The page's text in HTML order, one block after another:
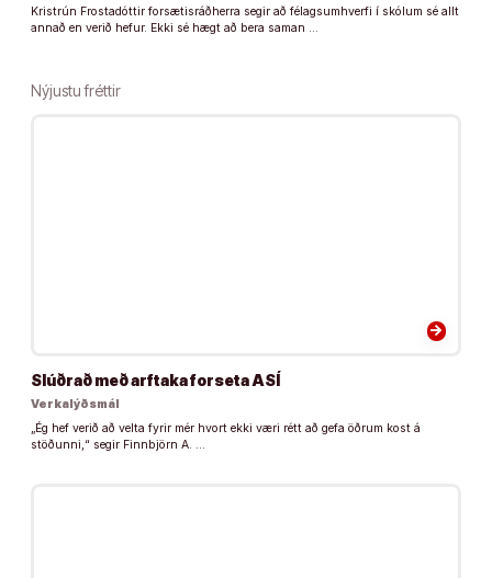
Kristrún Frostadóttir forsætisráðherra segir að félagsumhverfi í skólum sé allt
annað en verið hefur. Ekki sé hægt að bera saman …
Nýjustu fréttir
arrow_forward
Slúðrað með arftaka forseta ASÍ
Verkalýðsmál
„Ég hef verið að velta fyrir mér hvort ekki væri rétt að gefa öðrum kost á
stöðunni,“ segir Finnbjörn A. …